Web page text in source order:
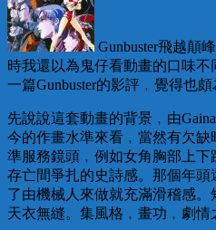
Gunbuster飛越顛
時我還以為鬼仔看動畫的口味
一篇Gunbuster的影評﹐覺得也
先說說這套動畫的背景﹐由
今的作畫水準來看﹐當然有欠
準服務鏡頭﹐例如女角胸部上
存亡間爭扎的史詩感。那個年
了由機械人來做就充滿滑稽感
天衣無縫。集風格﹐畫功﹐劇情